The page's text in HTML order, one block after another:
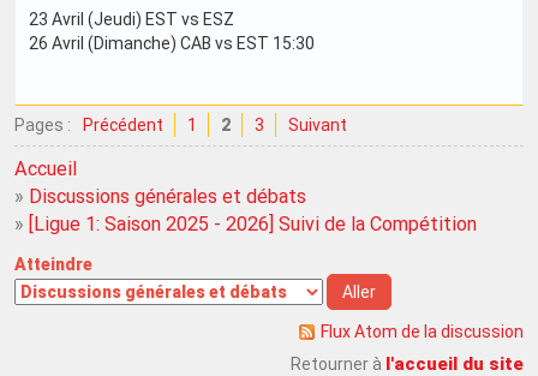
23 Avril (Jeudi) EST vs ESZ
26 Avril (Dimanche) CAB vs EST 15:30
Pages : Précédent 1 2 3 Suivant
Accueil
» Discussions générales et débats
»
[Ligue 1: Saison 2025 - 2026] Suivi de la Compétition
Atteindre
Flux Atom de la discussion
Retourner à l'accueil du site